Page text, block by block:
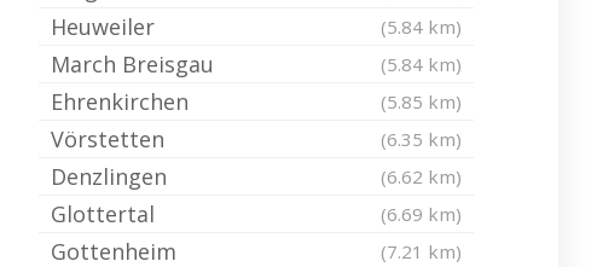
Heuweiler (5.84 km)
March Breisgau (5.84 km)
Ehrenkirchen (5.85 km)
Vörstetten (6.35 km)
Denzlingen (6.62 km)
Glottertal (6.69 km)
Gottenheim (7.21 km)